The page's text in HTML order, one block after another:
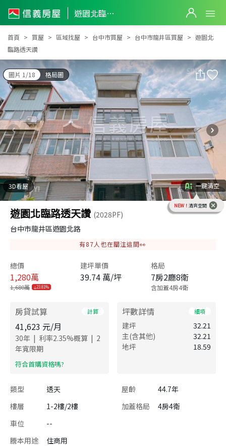
遊園北臨路透天讚
遊園北臨路透天讚
首頁 買屋 區域找屋 台中市買屋 台中市龍井區買屋
遊園北
臨路透天讚
圖片 1/18 格局圖
3D看屋 一鍵清空
NEW！ 清爽空間
遊園北臨路透天讚 (2028PF)
台中市龍井區遊園北路
有87人也在關注這間👀
總價
1,280萬
1,680萬 23.81%
建坪單價
39.74 萬/坪
格局
7房2廳8衛
含加蓋4房4衛
房貸試算 計算
41,623 元/月
30年 | 利率2.35%概算 | 2
年寬限期
​符合首購資格嗎?
坪數詳情 細項
建坪
32.21
主(含其他)
32.21
地坪
18.59
類型 透天 屋齡
44.7年
樓層
1-2樓/2樓 加蓋格局
4房4衛
車位
--
謄本用途
住商用